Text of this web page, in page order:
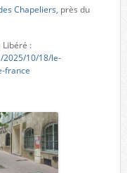
Chapeliers, près du
Libéré :
2025/10/18/le-
france